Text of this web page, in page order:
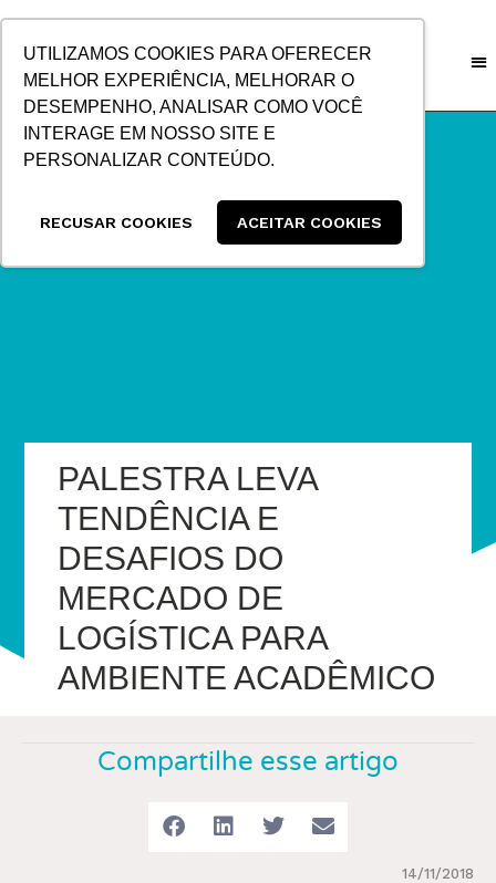
UTILIZAMOS COOKIES PARA OFERECER
MELHOR EXPERIÊNCIA, MELHORAR O
DESEMPENHO, ANALISAR COMO VOCÊ
INTERAGE EM NOSSO SITE E
PERSONALIZAR CONTEÚDO.
RECUSAR COOKIES ACEITAR COOKIES
CONTEÚDO
PALESTRA LEVA
TENDÊNCIA E
DESAFIOS DO
MERCADO DE
LOGÍSTICA PARA
AMBIENTE ACADÊMICO
Compartilhe esse artigo
14/11/2018